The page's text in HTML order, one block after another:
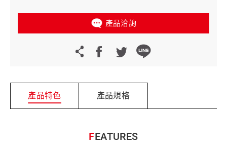
產品洽詢
產品特色 產品規格
FEATURES